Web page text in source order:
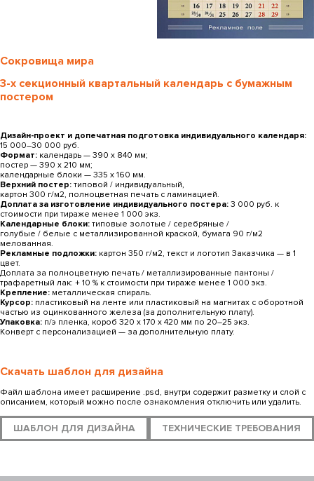
Сокровища мира
3-х секционный квартальный календарь с бумажным
постером
Дизайн-проект и допечатная подготовка индивидуального календаря:
15 000–30 000 руб.
Формат: календарь — 390 х 840 мм;
постер — 390 x 210 мм;
календарные блоки — 335 х 160 мм.
Верхний постер: типовой / индивидуальный,
картон 300 г/м2, полноцветная печать с ламинацией.
Доплата за изготовление индивидуального постера: 3 000 руб. к
стоимости при тираже менее 1 000 экз.
Календарные блоки: типовые золотые / серебряные /
голубые / белые с металлизированной краской, бумага 90 г/м2
мелованная.
Рекламные подложки: картон 350 г/м2, текст и логотип Заказчика — в 1
цвет.
Доплата за полноцветную печать / металлизированные пантоны /
трафаретный лак: + 10 % к стоимости при тираже менее 1 000 экз.
Крепление: металлическая спираль.
Курсор: пластиковый на ленте или пластиковый на магнитах с оборотной
частью из оцинкованного железа (за дополнительную плату).
Упаковка: п/э пленка, короб 320 х 170 х 420 мм по 20–25 экз.
Конверт с персонализацией — за дополнительную плату.
Скачать шаблон для дизайна
Файл шаблона имеет расширение .psd, внутри содержит разметку и слой с
описанием, который можно после ознакомления отключить или удалить.
ШАБЛОН ДЛЯ ДИЗАЙНА ТЕХНИЧЕСКИЕ ТРЕБОВАНИЯ